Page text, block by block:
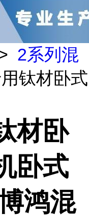
2系列混
钛材卧式
材卧
卧式
鸿混